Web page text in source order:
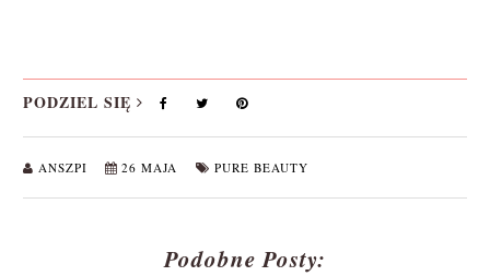
PODZIEL SIĘ
ANSZPI 26 MAJA PURE BEAUTY
Podobne Posty: